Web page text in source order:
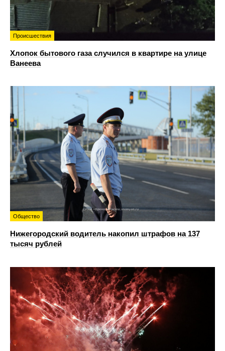
Происшествия
Хлопок бытового газа случился в квартире на улице
Ванеева
Общество
Нижегородский водитель накопил штрафов на 137
тысяч рублей